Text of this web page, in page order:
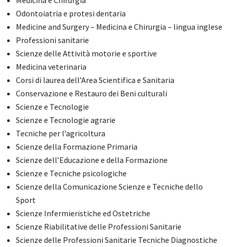
Odontoiatria e protesi dentaria
Medicine and Surgery – Medicina e Chirurgia – lingua inglese
Professioni sanitarie
Scienze delle Attività motorie e sportive
Medicina veterinaria
Corsi di laurea dell’Area Scientifica e Sanitaria
Conservazione e Restauro dei Beni culturali
Scienze e Tecnologie
Scienze e Tecnologie agrarie
Tecniche per l’agricoltura
Scienze della Formazione Primaria
Scienze dell’Educazione e della Formazione
Scienze e Tecniche psicologiche
Scienze della Comunicazione Scienze e Tecniche dello
Sport
Scienze Infermieristiche ed Ostetriche
Scienze Riabilitative delle Professioni Sanitarie
Scienze delle Professioni Sanitarie Tecniche Diagnostiche